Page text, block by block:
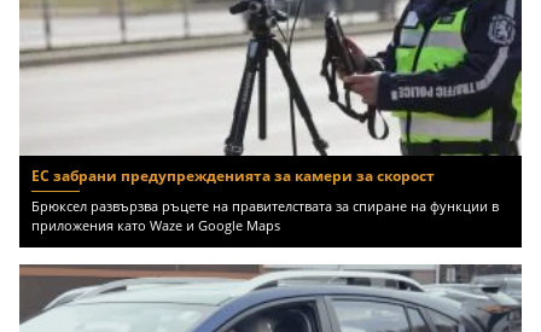
ЕС забрани предупрежденията за камери за скорост
Брюксел развързва ръцете на правителствата за спиране на функции в
приложения като Waze и Google Maps